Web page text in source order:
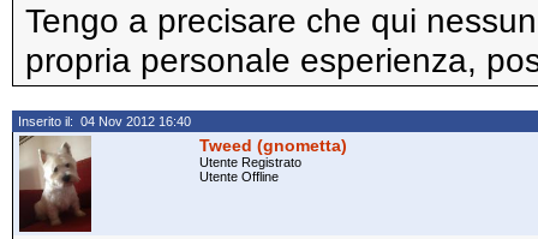
Tengo a precisare che qui
propria personale esperienza,
Inserito il: 04 Nov 2012 16:40
Tweed (gnometta)
Utente Registrato
Utente Offline